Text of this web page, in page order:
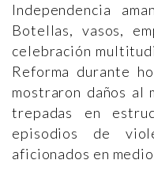
Independencia
Botellas, vasos,
celebración
Reforma durante
mostraron daños al
trepadas en
episodios de
aficionados en